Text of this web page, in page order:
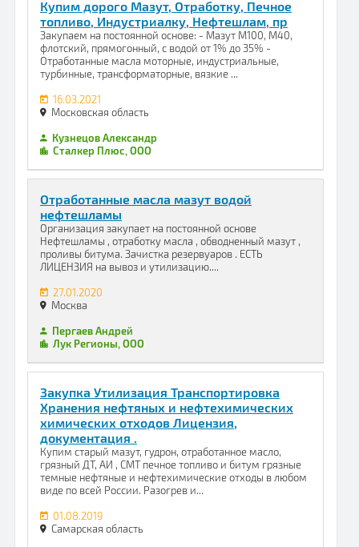
Купим дорого Мазут, Отработку, Печное
топливо, Индустриалку, Нефтешлам, пр
Закупаем на постоянной основе: - Мазут М100, М40,
флотский, прямогонный, с водой от 1% до 35% -
Отработанные масла моторные, индустриальные,
турбинные, трансформаторные, вязкие ...
16.03.2021
Московская область
Кузнецов Александр
Сталкер Плюс, ООО
Отработанные масла мазут водой
нефтешламы
Организация закупает на постоянной основе
Нефтешламы , отработку масла , обводненный мазут ,
проливы битума. Зачистка резервуаров . ЕСТЬ
ЛИЦЕНЗИЯ на вывоз и утилизацию....
27.01.2020
Москва
Пергаев Андрей
Лук Регионы, ООО
Закупка Утилизация Транспортировка
Хранения нефтяных и нефтехимических
химических отходов Лицензия,
документация .
Купим старый мазут, гудрон, отработанное масло,
грязный ДТ, АИ , СМТ печное топливо и битум грязные
темные нефтяные и нефтехимические отходы в любом
виде по всей России. Разогрев и...
01.08.2019
Самарская область